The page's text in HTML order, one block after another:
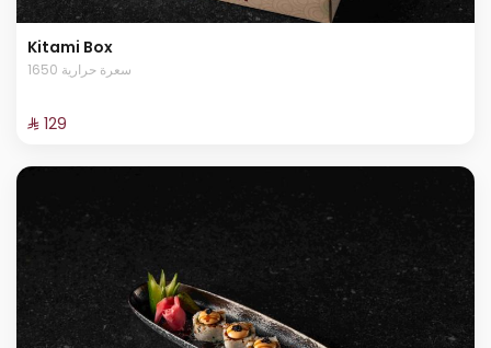
Kitami Box
1650 سعرة حرارية
⁨⁦‪‬ 129⁩